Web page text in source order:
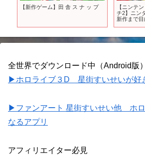
【新作ゲーム】田 舎 ス ナ ッ プ
【ニンテ
チ2】ニン
新作まで
全世界でダウンロード中（Android版）
▶ホロライブ３D 星街すいせいが好
▶ファンアート 星街すいせい他 ホ
なるアプリ
アフィリエイター必見